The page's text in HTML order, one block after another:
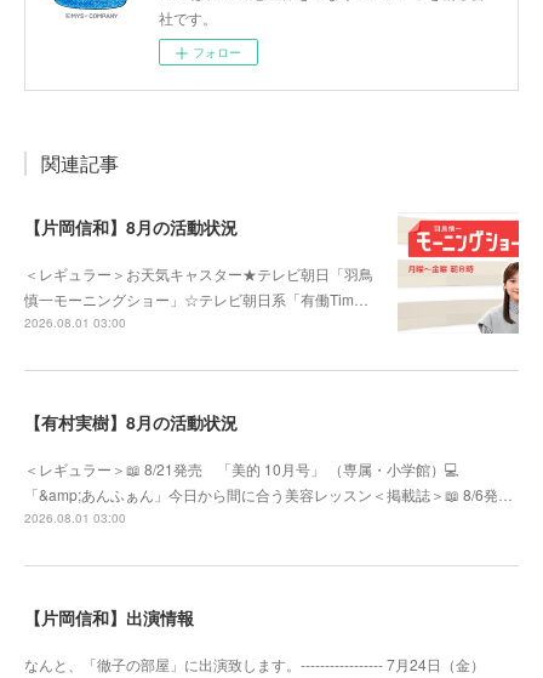
社です。
フォロー
関連記事
【片岡信和】8月の活動状況
＜レギュラー＞お天気キャスター★テレビ朝日「羽鳥
慎一モーニングショー」☆テレビ朝日系「有働Tim…
2026.08.01 03:00
【有村実樹】8月の活動状況
＜レギュラー＞📖 8/21発売 「美的 10月号」 （専属・小学館）💻
「&amp;あんふぁん」今日から間に合う美容レッスン＜掲載誌＞📖 8/6発…
2026.08.01 03:00
【片岡信和】出演情報
なんと、「徹子の部屋」に出演致します。----------------- 7月24日（金）